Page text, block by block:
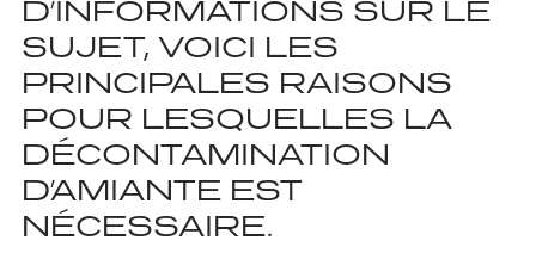
D’INFORMATIONS SUR LE
SUJET, VOICI LES
PRINCIPALES RAISONS
POUR LESQUELLES LA
DÉCONTAMINATION
D’AMIANTE EST
NÉCESSAIRE.